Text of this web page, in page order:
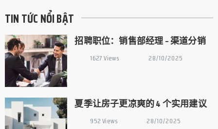
TIN TỨC NỔI BẬT
招聘职位：销售部经理 – 渠道分销
1627 Views 28/10/2025
夏季让房子更凉爽的 4 个实用建议
952 Views 28/10/2025